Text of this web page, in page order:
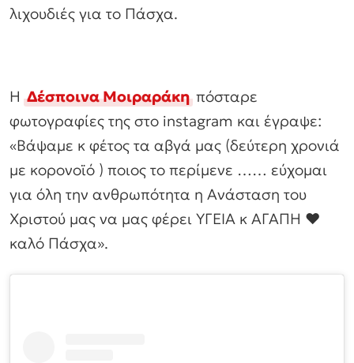
λιχουδιές για το Πάσχα.
ΗΔέσποινα Μοιραράκηπόσταρε
φωτογραφίες της στο instagram και έγραψε:
«Βάψαμε κ φέτος τα αβγά μας (δεύτερη χρονιά
με κορονοϊό ) ποιος το περίμενε …… εύχομαι
για όλη την ανθρωπότητα η Ανάσταση του
Χριστού μας να μας φέρει ΥΓΕΙΑ κ ΑΓΑΠΗ ❤
καλό Πάσχα».